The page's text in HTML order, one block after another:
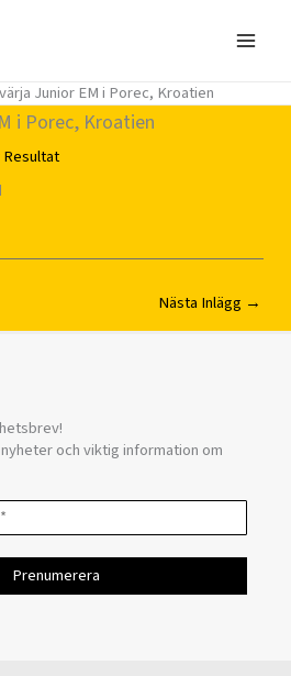
Junior EM i Porec, Kroatien
i Porec, Kroatien
Resultat
Nästa Inlägg →
och viktig information om